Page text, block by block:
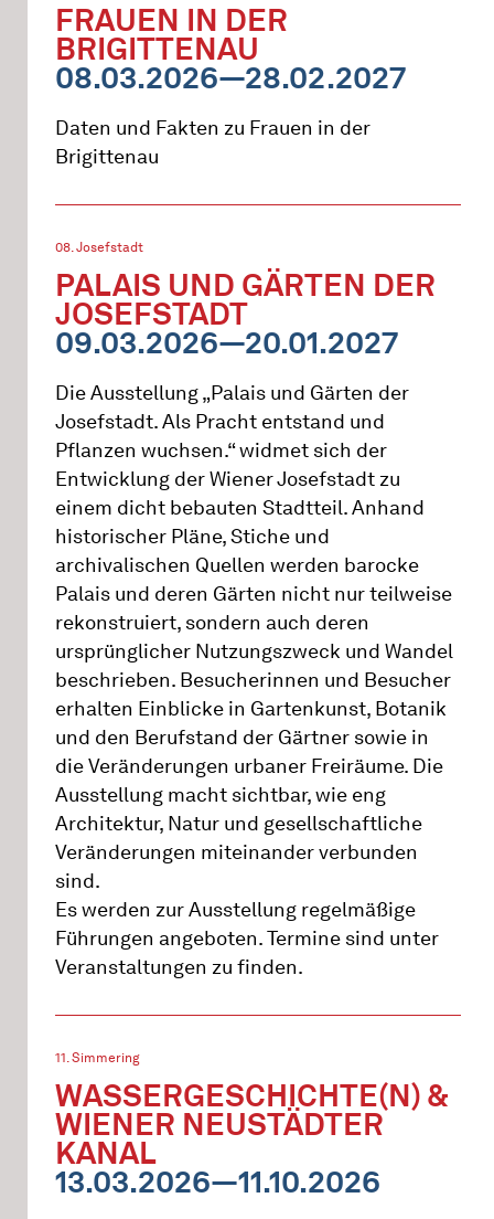
FRAUEN IN DER
BRIGITTENAU
08.03.2026—28.02.2027
Daten und Fakten zu Frauen in der
Brigittenau
08. Josefstadt
PALAIS UND GÄRTEN DER
JOSEFSTADT
09.03.2026—20.01.2027
Die Ausstellung „Palais und Gärten der
Josefstadt. Als Pracht entstand und
Pflanzen wuchsen.“ widmet sich der
Entwicklung der Wiener Josefstadt zu
einem dicht bebauten Stadtteil. Anhand
historischer Pläne, Stiche und
archivalischen Quellen werden barocke
Palais und deren Gärten nicht nur teilweise
rekonstruiert, sondern auch deren
ursprünglicher Nutzungszweck und Wandel
beschrieben. Besucherinnen und Besucher
erhalten Einblicke in Gartenkunst, Botanik
und den Berufstand der Gärtner sowie in
die Veränderungen urbaner Freiräume. Die
Ausstellung macht sichtbar, wie eng
Architektur, Natur und gesellschaftliche
Veränderungen miteinander verbunden
sind.
Es werden zur Ausstellung regelmäßige
Führungen angeboten. Termine sind unter
Veranstaltungen zu finden.
11. Simmering
WASSERGESCHICHTE(N) &
WIENER NEUSTÄDTER
KANAL
13.03.2026—11.10.2026